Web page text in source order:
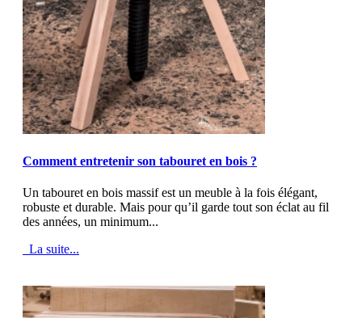
Comment entretenir son tabouret en bois ?
Un tabouret en bois massif est un meuble à la fois élégant,
robuste et durable. Mais pour qu’il garde tout son éclat au fil
des années, un minimum...
La suite...